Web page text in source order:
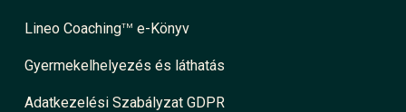
Lineo CoachingTM e-Könyv
Gyermekelhelyezés és láthatás
Adatkezelési Szabályzat GDPR